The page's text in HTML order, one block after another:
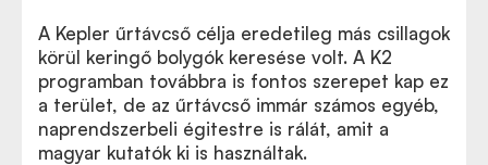
A Kepler űrtávcső célja eredetileg más csillagok
körül keringő bolygók keresése volt. A K2
programban továbbra is fontos szerepet kap ez
a terület, de az űrtávcső immár számos egyéb,
naprendszerbeli égitestre is rálát, amit a
magyar kutatók ki is használtak.